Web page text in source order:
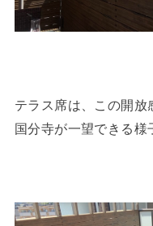
テラス席は、この開放
国分寺が一望できる様